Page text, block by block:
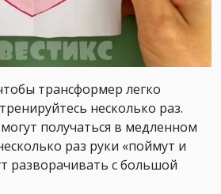
трансформер легко
несколько раз.
получаться в медленном
раз руки «поймут и
разворачивать с большой